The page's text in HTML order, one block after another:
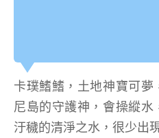
卡璞鰭鰭，土地神寶可
尼島的守護神，會操縱
汙穢的清淨之水，很少出